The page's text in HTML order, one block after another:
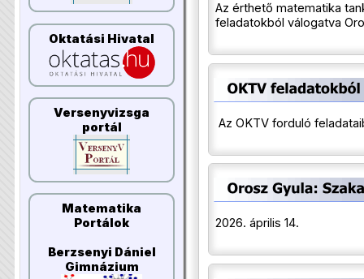
Oktatási Hivatal
Versenyvizsga
portál
Matematika
Portálok
Berzsenyi Dániel
Gimnázium
Az érthető matematika
feladatokból válogatva
Az OKTV forduló
2026. április 14.